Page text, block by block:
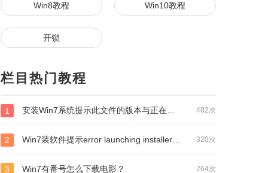
Win8教程 Win10教程
开锁
栏目热门教程
482次
1 安装Win7系统提示此文件的版本与正在运行的windows版本不兼容如何解决？
320次
2 Win7装软件提示error launching installer怎么解决？
264次
3 Win7有番号怎么下载电影？